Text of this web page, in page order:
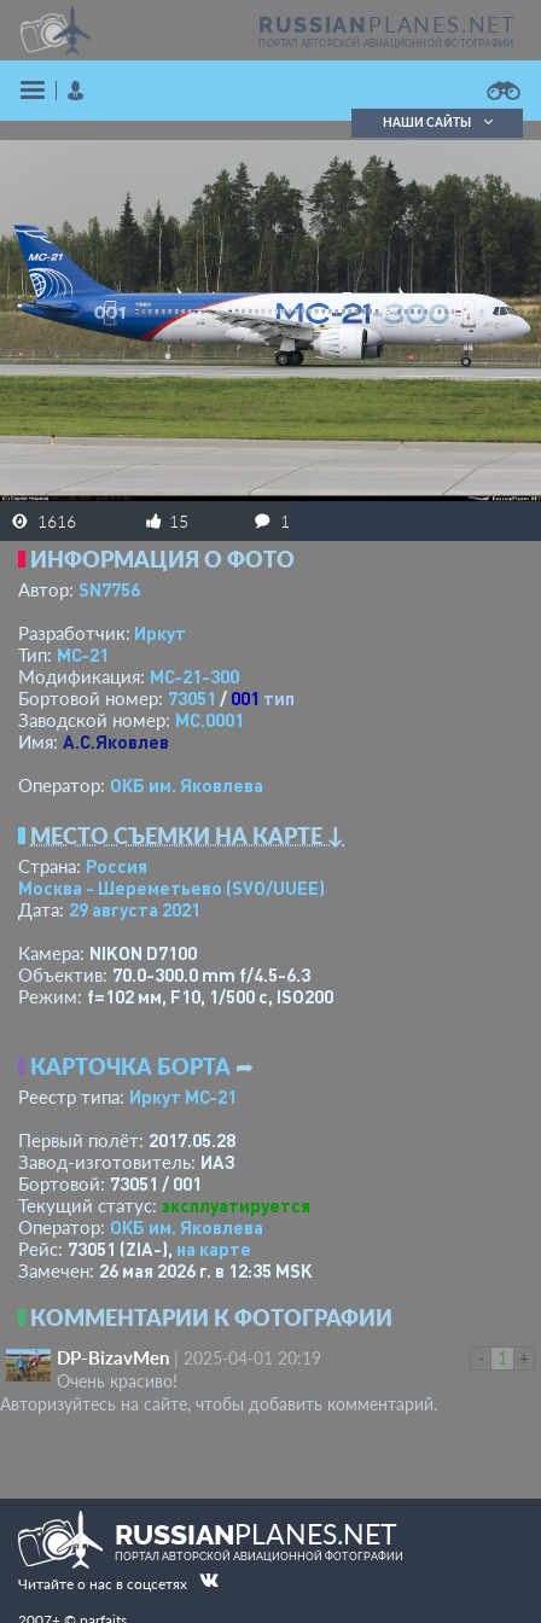
RUSSIAN PLANES.NET
ПОРТАЛ АВТОРСКОЙ АВИАЦИОННОЙ ФОТОГРАФИИ
ВОЙТИ
ЗАРЕГИСТРИРОВАТЬСЯ
Поиск фотографий
Поиск в реестре
Кратко
Подробно
НАШИ САЙТЫ
1616 15 1
ИНФОРМАЦИЯ О ФОТО
Автор: SN7756
Разработчик: Иркут
Тип: МС-21
Модификация: МС-21-300
Бортовой номер: 73051 / 001 тип
Заводской номер: МС.0001
Имя: А.С.Яковлев
Оператор: ОКБ им. Яковлева
МЕСТО СЪЕМКИ НА КАРТЕ ↓
Страна: Россия
Москва - Шереметьево (SVO/UUEE)
Дата: 29 августа 2021
Камера: NIKON D7100
Объектив: 70.0-300.0 mm f/4.5-6.3
Режим: f=102 мм, F10, 1/500 с, ISO200
КАРТОЧКА БОРТА ➦
Реестр типа: Иркут МС-21
Первый полёт: 2017.05.28
Завод-изготовитель: ИАЗ
Бортовой: 73051 / 001
Текущий статус: эксплуатируется
Оператор: ОКБ им. Яковлева
Рейс: 73051 (ZIA-), на карте
Замечен: 26 мая 2026 г. в 12:35 MSK
КОММЕНТАРИИ К ФОТОГРАФИИ
- 1 +
DP-BizavMen
2025-04-01 20:19
Очень красиво!
Авторизуйтесь на сайте, чтобы добавить комментарий.
RUSSIANPLANES.NET
ПОРТАЛ АВТОРСКОЙ АВИАЦИОННОЙ ФОТОГРАФИИ
Читайте о нас в соцсетях